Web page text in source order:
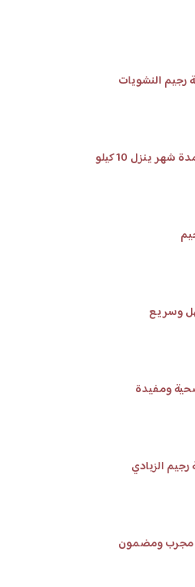
رجيم النشويات
ينزل 10 كيلو
وسريع
ومفيدة
الزبادي
مجرب ومضمون